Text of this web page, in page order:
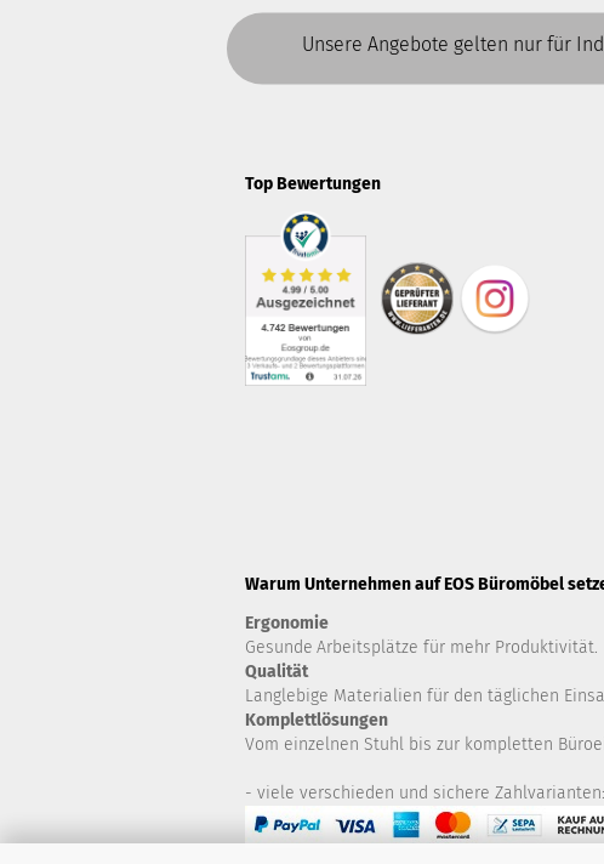
Unsere Angebote gelten nur für
Top Bewertungen
Warum Unternehmen auf EOS Büromöbel
Ergonomie
Gesunde Arbeitsplätze für mehr Produktivität.
Qualität
Langlebige Materialien für den täglichen
Komplettlösungen
Vom einzelnen Stuhl bis zur kompletten
- viele verschieden und sichere Zahlvarianten: